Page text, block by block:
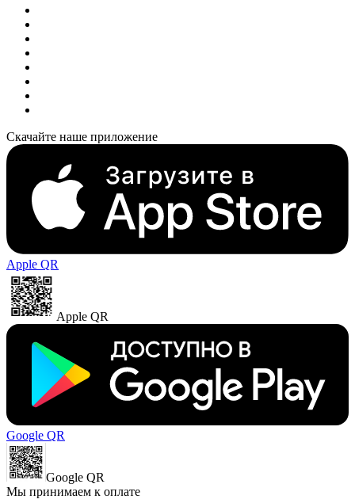
Скачайте наше приложение
Apple QR
Apple QR
Google QR
Google QR
Мы принимаем к оплате